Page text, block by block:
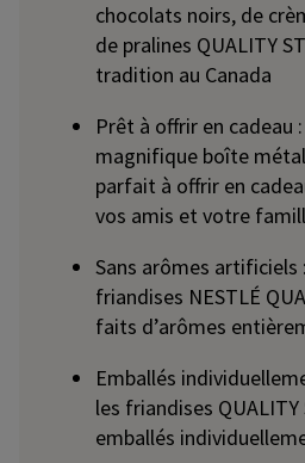
chocolats noirs, de
de pralines QUALITY
tradition au Canada
Prêt à offrir en cadeau
magnifique boîte
parfait à offrir en
vos amis et votre
Sans arômes artificiels
friandises NESTLÉ
faits d’arômes
Emballés
les friandises
emballés